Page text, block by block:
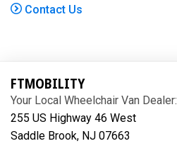
Contact Us
FTMOBILITY
Your Local Wheelchair Van Dealer:
255 US Highway 46 West
Saddle Brook, NJ 07663